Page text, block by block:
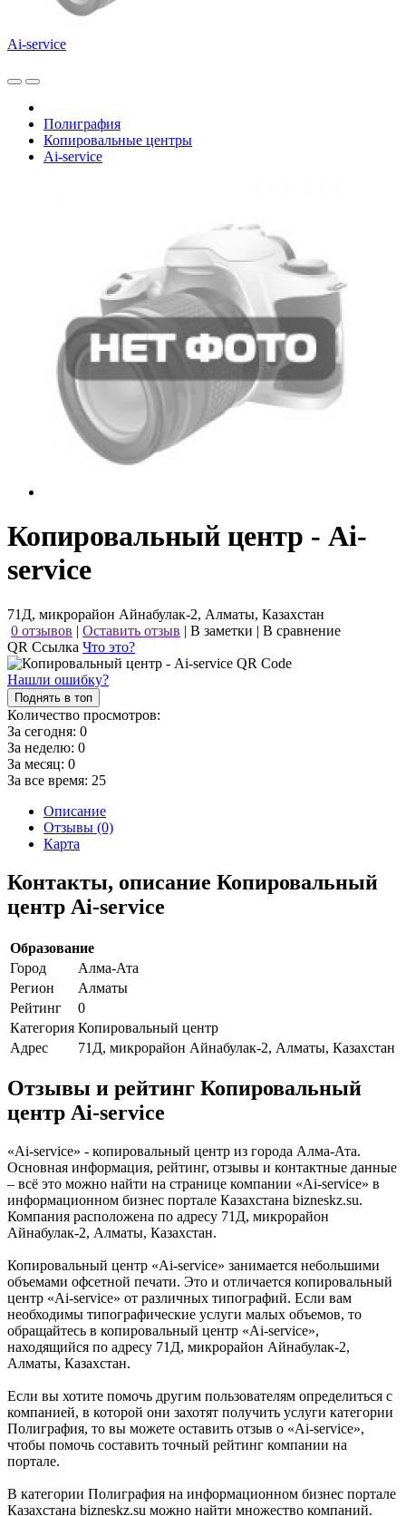
Ai-service
Полиграфия
Копировальные центры
Ai-service
Копировальный центр - Ai-
service
71Д, микрорайон Айнабулак-2, Алматы, Казахстан
0 отзывов | Оставить отзыв | В заметки | В сравнение
QR Ссылка Что это?
Нашли ошибку?
Поднять в топ
Количество просмотров:
За сегодня: 0
За неделю: 0
За месяц: 0
За все время: 25
Описание
Отзывы (0)
Карта
Контакты, описание Копировальный
центр Ai-service
Образование
Город
Алма-Ата
Регион
Алматы
Рейтинг
0
Категория Копировальный центр
Адрес
71Д, микрорайон Айнабулак-2, Алматы, Казахстан
Отзывы и рейтинг Копировальный
центр Ai-service
«Ai-service» - копировальный центр из города Алма-Ата.
Основная информация, рейтинг, отзывы и контактные данные
– всё это можно найти на странице компании «Ai-service» в
информационном бизнес портале Казахстана bizneskz.su.
Компания расположена по адресу 71Д, микрорайон
Айнабулак-2, Алматы, Казахстан.
Копировальный центр «Ai-service» занимается небольшими
объемами офсетной печати. Это и отличается копировальный
центр «Ai-service» от различных типографий. Если вам
необходимы типографические услуги малых объемов, то
обращайтесь в копировальный центр «Ai-service»,
находящийся по адресу 71Д, микрорайон Айнабулак-2,
Алматы, Казахстан.
Если вы хотите помочь другим пользователям определиться с
компанией, в которой они захотят получить услуги категории
Полиграфия, то вы можете оставить отзыв о «Ai-service»,
чтобы помочь составить точный рейтинг компании на
портале.
В категории Полиграфия на информационном бизнес портале
Казахстана bizneskz.su можно найти множество компаний.